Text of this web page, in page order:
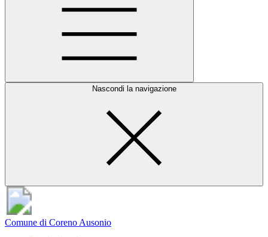
Nascondi la navigazione
Comune di Coreno Ausonio